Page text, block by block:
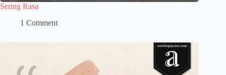
Sering Rasa
1 Comment